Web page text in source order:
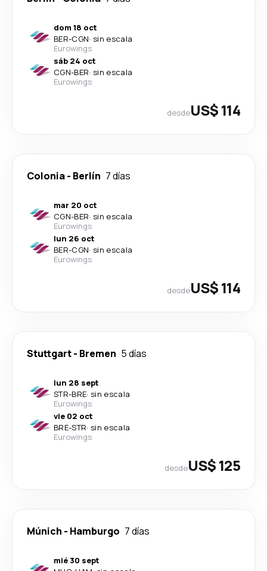
dom 18 oct
BER-CGN· sin escala
Eurowings
sáb 24 oct
CGN-BER· sin escala
Eurowings
desdeUS$ 114
Colonia- Berlín 7 días
mar 20 oct
CGN-BER· sin escala
Eurowings
lun 26 oct
BER-CGN· sin escala
Eurowings
desdeUS$ 114
Stuttgart- Bremen 5 días
lun 28 sept
STR-BRE· sin escala
Eurowings
vie 02 oct
BRE-STR· sin escala
Eurowings
desdeUS$ 125
Múnich - Hamburgo 7 días
mié 30 sept